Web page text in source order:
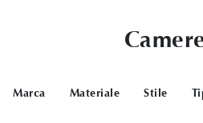
Marca Materiale Stile